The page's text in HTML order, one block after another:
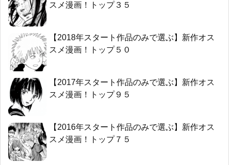
スメ漫画！トップ３５
【2018年スタート作品のみで選ぶ】新作オス
スメ漫画！トップ５０
【2017年スタート作品のみで選ぶ】新作オス
スメ漫画！トップ９５
【2016年スタート作品のみで選ぶ】新作オス
スメ漫画！トップ７５